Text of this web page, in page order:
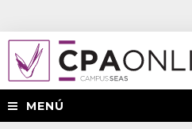
MENÚ